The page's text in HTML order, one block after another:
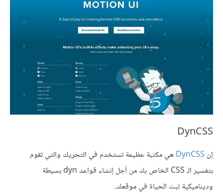
DynCSS
إن DynCSSهي مكتبة عظيمة تستخدم في التحريك والتي تقوم
بتفسير الـ CSS الخاص بك من أجل إنشاء قواعد dyn بسيطة
وديناميكية تبث الحياة في موقعك.